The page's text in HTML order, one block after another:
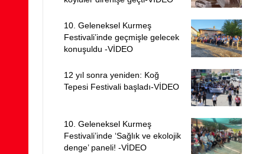
10. Geleneksel Kurmeş
Festivali’inde geçmişle gelecek
konuşuldu -VİDEO
12 yıl sonra yeniden: Koğ
Tepesi Festivali başladı-VİDEO
10. Geleneksel Kurmeş
Festivali’inde ‘Sağlık ve ekolojik
denge’ paneli! -VİDEO